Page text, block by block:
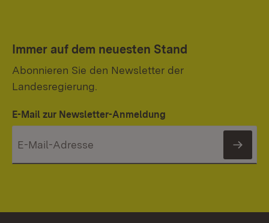
Immer auf dem neuesten Stand
Abonnieren Sie den Newsletter der
Landesregierung.
E-Mail zur Newsletter-Anmeldung